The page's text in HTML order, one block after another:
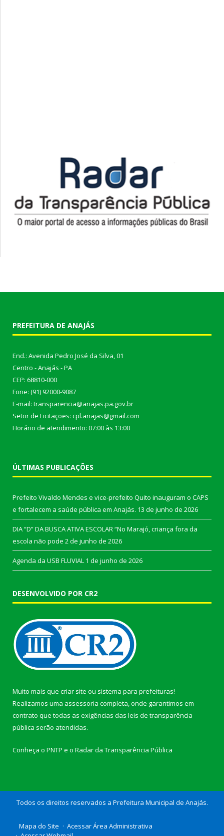
PREFEITURA DE ANAJÁS
End.: Avenida Pedro José da Silva, 01
Centro - Anajás - PA
CEP: 68810-000
Fone: (91) 92000-9087
E-mail: transparencia@anajas.pa.gov.br
Setor de Licitações: cpl.anajas@gmail.com
Horário de atendimento: 07:00 às 13:00
ÚLTIMAS PUBLICAÇÕES
Prefeito Vivaldo Mendes e vice-prefeito Quito inauguram o CAPS
e fortalecem a saúde pública em Anajás. 13 de junho de 2026
DIA “D” DA BUSCA ATIVA ESCOLAR “No Marajó, criança fora da
escola não pode 2 de junho de 2026
Agenda da USB FLUVIAL 1 de junho de 2026
DESENVOLVIDO POR CR2
Muito mais que criar site ou sistema para prefeituras!
Realizamos uma assessoria completa, onde garantimos em
contrato que todas as exigências das leis de transparência
pública serão atendidas.
Conheça o PNTP e o Radar da Transparência Pública
Todos os direitos reservados a Prefeitura Municipal de Anajás.
Mapa do Site
Acessar Área Administrativa